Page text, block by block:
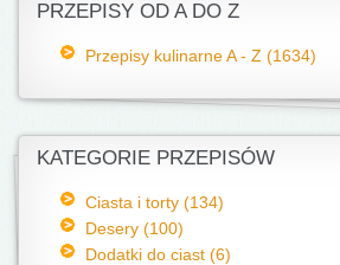
PRZEPISY OD A DO Z
Przepisy kulinarne A - Z (1634)
KATEGORIE PRZEPISÓW
Ciasta i torty (134)
Desery (100)
Dodatki do ciast (6)